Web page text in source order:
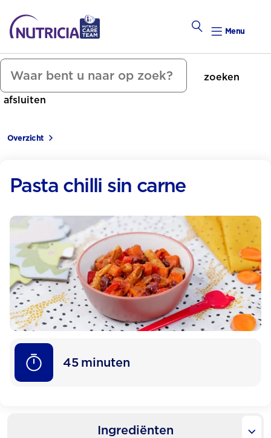
Zwanger Worden
Menu
zoeken
afsluiten
Overzicht
Pasta chilli sin carne
45 minuten
Ingrediënten